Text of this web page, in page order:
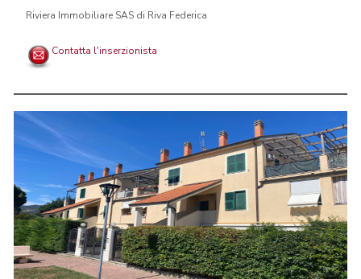
Riviera Immobiliare SAS di Riva Federica
Contatta l'inserzionista